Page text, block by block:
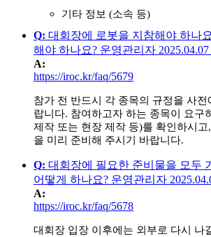
기타 정보 (소속 등)
Q: 대회장에 로봇을 지참해야 하나
해야 하나요? 운영관리자 2025.04.07
A:
https://iroc.kr/faq/5679
참가 전 반드시 각 종목의 규정을 사
랍니다. 참여하고자 하는 종목이 요구
제작 또는 현장 제작 등)를 확인하시
을 미리 준비해 주시기 바랍니다.
Q: 대회장에 필요한 준비물을 모두
어떻게 하나요? 운영관리자
A:
https://iroc.kr/faq/5678
대회장 입장 이후에는 외부로 다시 나